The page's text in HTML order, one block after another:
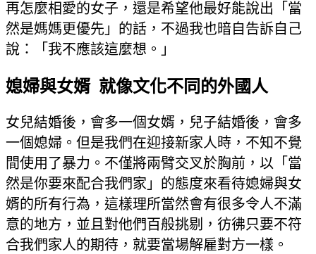
再怎麼相愛的女子，還是希望他最好能說出「當
然是媽媽更優先」的話，不過我也暗自告訴自己
說：「我不應該這麼想。」
媳婦與女婿 就像文化不同的外國人
女兒結婚後，會多一個女婿，兒子結婚後，會多
一個媳婦。但是我們在迎接新家人時，不知不覺
間使用了暴力。不僅將兩臂交叉於胸前，以「當
然是你要來配合我們家」的態度來看待媳婦與女
婿的所有行為，這樣理所當然會有很多令人不滿
意的地方，並且對他們百般挑剔，彷彿只要不符
合我們家人的期待，就要當場解雇對方一樣。